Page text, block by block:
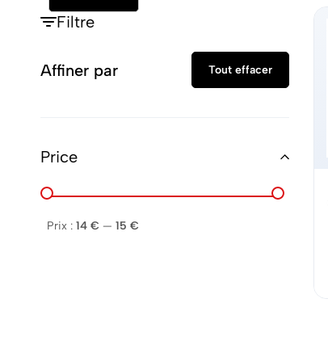
Filtre
Affiner par Tout effacer
Price
Prix : 14 € — 15 €